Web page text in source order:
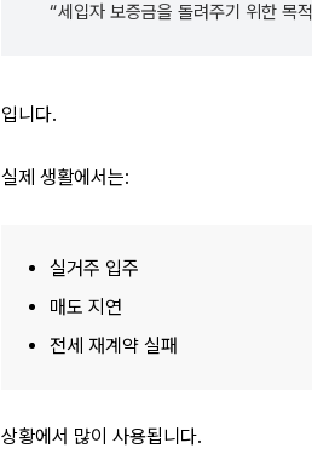
“세입자 보증금을 돌려주기 위한 목
입니다.
실제 생활에서는:
실거주 입주
매도 지연
전세 재계약 실패
상황에서 많이 사용됩니다.